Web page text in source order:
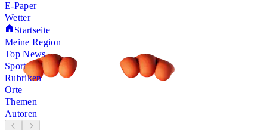
E-Paper
Wetter
Startseite
Meine Region
Top News
Sport
Rubriken
Orte
Themen
Autoren